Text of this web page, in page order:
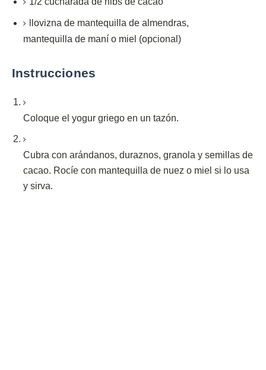
llovizna de mantequilla de almendras,
mantequilla de maní o miel (opcional)
Instrucciones
Coloque el yogur griego en un tazón.
Cubra con arándanos, duraznos, granola y semillas de
cacao. Rocíe con mantequilla de nuez o miel si lo usa
y sirva.